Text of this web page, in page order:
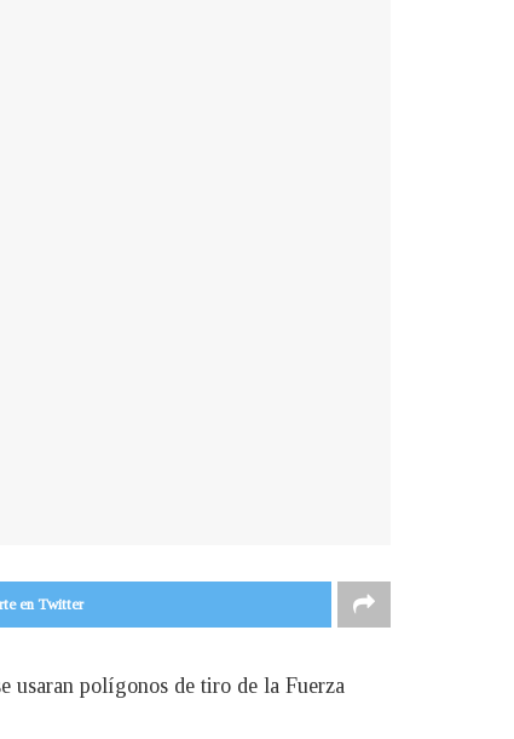
en Twitter
usaran polígonos de tiro de la Fuerza